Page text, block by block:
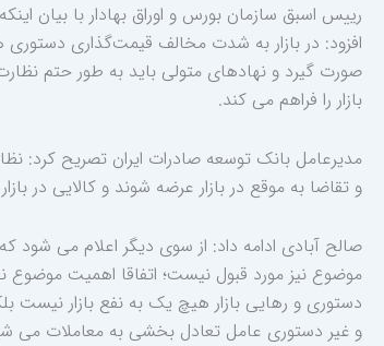
رییس اسبق سازمان بورس و اوراق بهادار با بیان
افزود: در بازار به شدت مخالف قیمت‌گذاری دستوری
صورت گیرد و نهادهای متولی باید به طور حتم
بازار را فراهم می کند.
مدیرعامل بانک توسعه صادرات ایران تصریح کرد:
و تقاضا به موقع در بازار عرضه شوند و کالایی در
صالح آبادی ادامه داد: از سوی دیگر اعلام می شود
موضوع نیز مورد قبول نیست؛ اتفاقا اهمیت
دستوری و رهایی بازار هیچ یک به نفع بازار نیست
و غیر دستوری عامل تعادل بخشی به معاملات می